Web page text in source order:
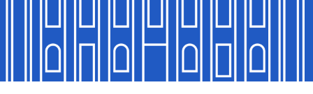
Mostrar/Ocultar
Mostrar/Ocultar
Mostrar/Ocultar